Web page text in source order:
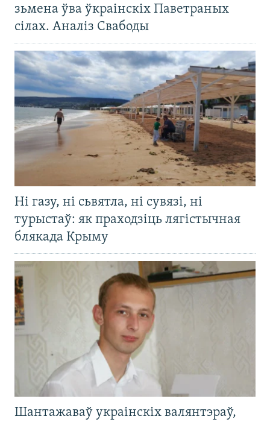
зьмена ўва ўкраінскіх Паветраных
сілах. Аналіз Свабоды
Ні газу, ні сьвятла, ні сувязі, ні
турыстаў: як праходзіць лягістычная
блякада Крыму
Шантажаваў украінскіх валянтэраў,